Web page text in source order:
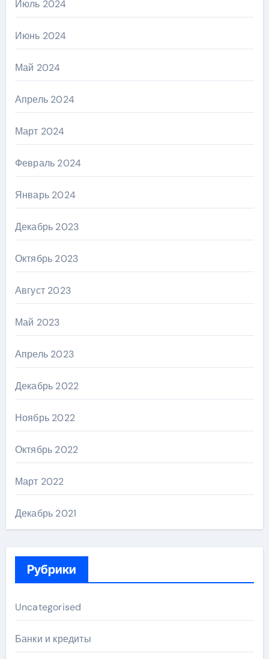
Июль 2024
Июнь 2024
Май 2024
Апрель 2024
Март 2024
Февраль 2024
Январь 2024
Декабрь 2023
Октябрь 2023
Август 2023
Май 2023
Апрель 2023
Декабрь 2022
Ноябрь 2022
Октябрь 2022
Март 2022
Декабрь 2021
Рубрики
Uncategorised
Банки и кредиты